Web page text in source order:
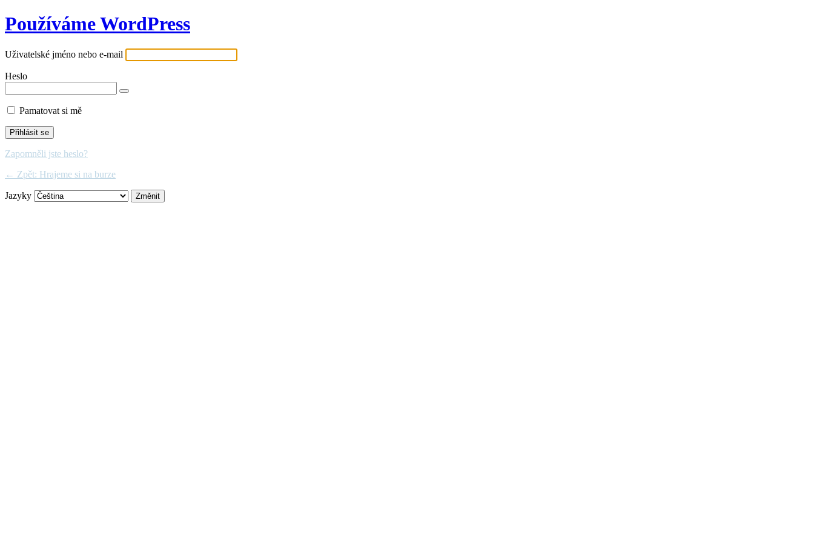
Používáme WordPress
Uživatelské jméno nebo e-mail
Heslo
Pamatovat si mě
Zapomněli jste heslo?
← Zpět: Hrajeme si na burze
Jazyky